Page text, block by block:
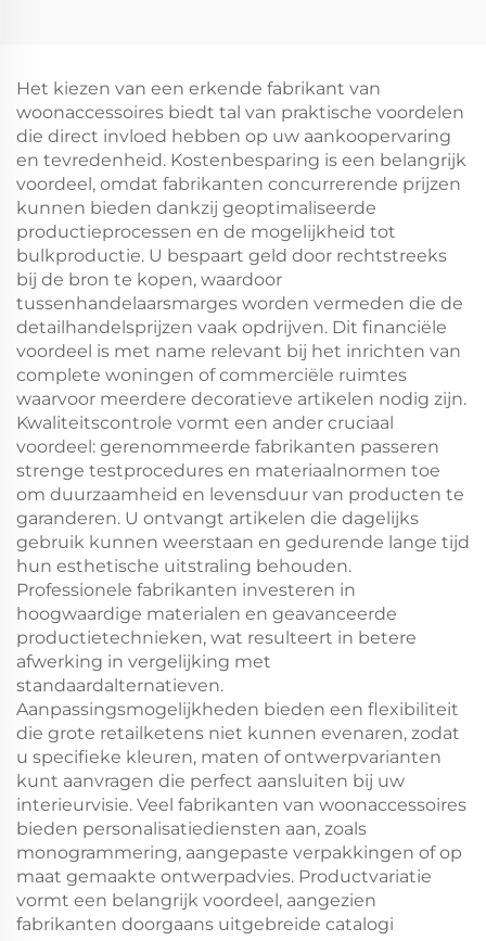
Het kiezen van een erkende fabrikant van
woonaccessoires biedt tal van praktische voordelen
die direct invloed hebben op uw aankoopervaring
en tevredenheid. Kostenbesparing is een belangrijk
voordeel, omdat fabrikanten concurrerende prijzen
kunnen bieden dankzij geoptimaliseerde
productieprocessen en de mogelijkheid tot
bulkproductie. U bespaart geld door rechtstreeks
bij de bron te kopen, waardoor
tussenhandelaarsmarges worden vermeden die de
detailhandelsprijzen vaak opdrijven. Dit financiële
voordeel is met name relevant bij het inrichten van
complete woningen of commerciële ruimtes
waarvoor meerdere decoratieve artikelen nodig zijn.
Kwaliteitscontrole vormt een ander cruciaal
voordeel: gerenommeerde fabrikanten passeren
strenge testprocedures en materiaalnormen toe
om duurzaamheid en levensduur van producten te
garanderen. U ontvangt artikelen die dagelijks
gebruik kunnen weerstaan en gedurende lange tijd
hun esthetische uitstraling behouden.
Professionele fabrikanten investeren in
hoogwaardige materialen en geavanceerde
productietechnieken, wat resulteert in betere
afwerking in vergelijking met
standaardalternatieven.
Aanpassingsmogelijkheden bieden een flexibiliteit
die grote retailketens niet kunnen evenaren, zodat
u specifieke kleuren, maten of ontwerpvarianten
kunt aanvragen die perfect aansluiten bij uw
interieurvisie. Veel fabrikanten van woonaccessoires
bieden personalisatiediensten aan, zoals
monogrammering, aangepaste verpakkingen of op
maat gemaakte ontwerpadvies. Productvariatie
vormt een belangrijk voordeel, aangezien
fabrikanten doorgaans uitgebreide catalogi